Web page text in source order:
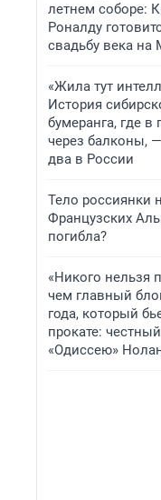
летнем соборе:
Роналду
свадьбу века на
«Жила тут
История
бумеранга, где в
через балконы,
два в России
Тело россиянки
Французских
погибла?
«Никого нельзя
чем главный
года, который
прокате:
«Одиссею»